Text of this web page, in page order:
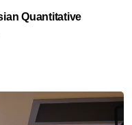
Quantitative